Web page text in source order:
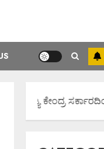
ರಾಜ್ಯ ಕೇಂದ್ರ